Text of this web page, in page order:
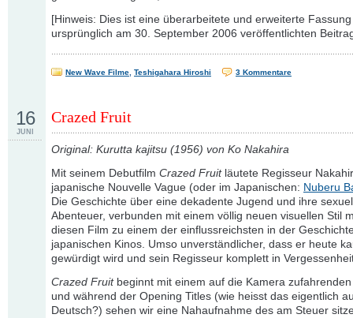
[Hinweis: Dies ist eine überarbeitete und erweiterte
ursprünglich am 30. September 2006 veröffentlichten
New Wave Filme Teshigahara Hiroshi 3 Kommentare
Crazed Fruit
16
JUNI
Original: Kurutta kajitsu (1956) von Ko Nakahira
Mit seinem Debutfilm Crazed Fruitläutete Regisseur
japanische Nouvelle Vague (oder im Japanischen: Nuberu
Die Geschichte über eine dekadente Jugend und ihre
Abenteuer, verbunden mit einem völlig neuen visuellen Stil
diesen Film zu einem der einflussreichsten in der
japanischen Kinos. Umso unverständlicher, dass er heute
gewürdigt wird und sein Regisseur komplett in
Crazed Fruitbeginnt mit einem auf die Kamera
und während der Opening Titles (wie heisst das eigentlich
Deutsch?) sehen wir eine Nahaufnahme des am Steuer